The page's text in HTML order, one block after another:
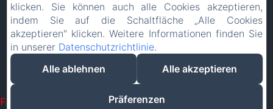
EN FR ES IT DE PT
Powered mit Amenitiz
Verkaufsbedingungen
Failed to load BookingEngine/index: Loading chunk 1322
klicken. Sie können auch alle Cookies akzeptieren,
indem Sie auf die Schaltfläche „Alle Cookies
akzeptieren" klicken. Weitere Informationen finden Sie
in unserer Datenschutzrichtlinie.
Alle ablehnen
Alle akzeptieren
Präferenzen